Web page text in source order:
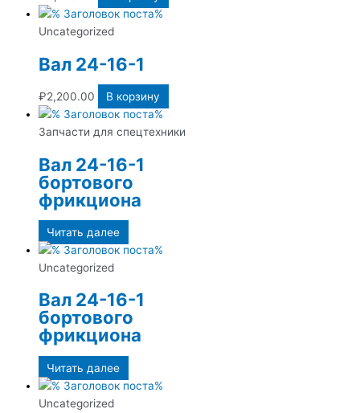
Uncategorized
Вал 24-16-1
₽2,200.00 В корзину
Запчасти для спецтехники
Вал 24-16-1
бортового
фрикциона
Читать далее
Uncategorized
Вал 24-16-1
бортового
фрикциона
Читать далее
Uncategorized